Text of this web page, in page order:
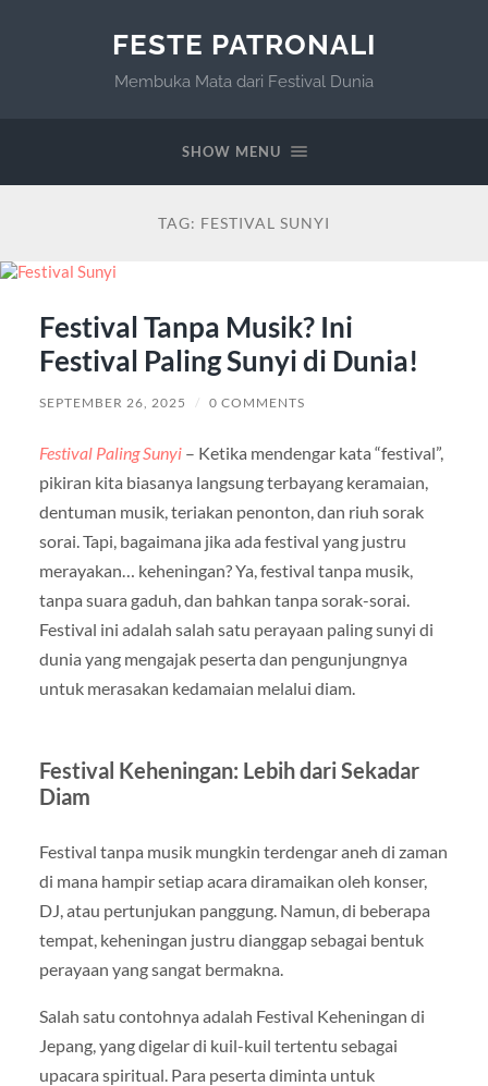
FESTE PATRONALI
Membuka Mata dari Festival Dunia
SHOW MENU
TAG: FESTIVAL SUNYI
Festival Tanpa Musik? Ini
Festival Paling Sunyi di Dunia!
SEPTEMBER 26, 2025 / 0 COMMENTS
Festival Paling Sunyi – Ketika mendengar kata “festival”,
pikiran kita biasanya langsung terbayang keramaian,
dentuman musik, teriakan penonton, dan riuh sorak
sorai. Tapi, bagaimana jika ada festival yang justru
merayakan… keheningan? Ya, festival tanpa musik,
tanpa suara gaduh, dan bahkan tanpa sorak-sorai.
Festival ini adalah salah satu perayaan paling sunyi di
dunia yang mengajak peserta dan pengunjungnya
untuk merasakan kedamaian melalui diam.
Festival Keheningan: Lebih dari Sekadar
Diam
Festival tanpa musik mungkin terdengar aneh di zaman
di mana hampir setiap acara diramaikan oleh konser,
DJ, atau pertunjukan panggung. Namun, di beberapa
tempat, keheningan justru dianggap sebagai bentuk
perayaan yang sangat bermakna.
Salah satu contohnya adalah Festival Keheningan di
Jepang, yang digelar di kuil-kuil tertentu sebagai
upacara spiritual. Para peserta diminta untuk